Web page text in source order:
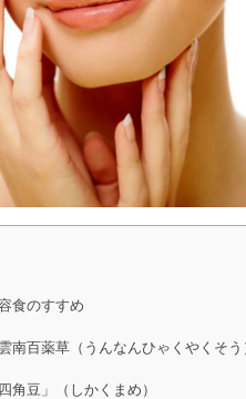
食のすすめ
南百薬草（うんなんひゃくやくそう
角豆」（しかくまめ）